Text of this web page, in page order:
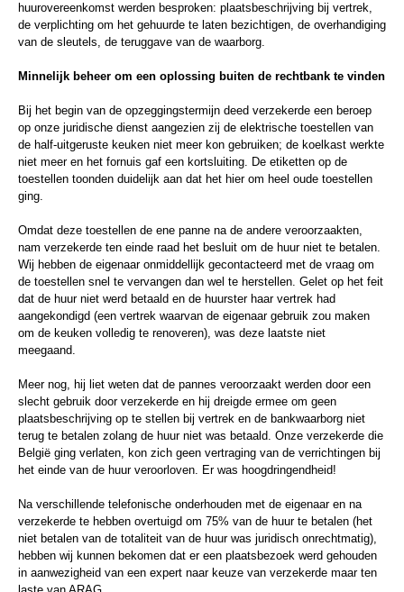
huurovereenkomst werden besproken: plaatsbeschrijving bij vertrek,
de verplichting om het gehuurde te laten bezichtigen, de overhandiging
van de sleutels, de teruggave van de waarborg.
Minnelijk beheer om een oplossing buiten de rechtbank te vinden
Bij het begin van de opzeggingstermijn deed verzekerde een beroep
op onze juridische dienst aangezien zij de elektrische toestellen van
de half-uitgeruste keuken niet meer kon gebruiken; de koelkast werkte
niet meer en het fornuis gaf een kortsluiting. De etiketten op de
toestellen toonden duidelijk aan dat het hier om heel oude toestellen
ging.
Omdat deze toestellen de ene panne na de andere veroorzaakten,
nam verzekerde ten einde raad het besluit om de huur niet te betalen.
Wij hebben de eigenaar onmiddellijk gecontacteerd met de vraag om
de toestellen snel te vervangen dan wel te herstellen. Gelet op het feit
dat de huur niet werd betaald en de huurster haar vertrek had
aangekondigd (een vertrek waarvan de eigenaar gebruik zou maken
om de keuken volledig te renoveren), was deze laatste niet
meegaand.
Meer nog, hij liet weten dat de pannes veroorzaakt werden door een
slecht gebruik door verzekerde en hij dreigde ermee om geen
plaatsbeschrijving op te stellen bij vertrek en de bankwaarborg niet
terug te betalen zolang de huur niet was betaald. Onze verzekerde die
België ging verlaten, kon zich geen vertraging van de verrichtingen bij
het einde van de huur veroorloven. Er was hoogdringendheid!
Na verschillende telefonische onderhouden met de eigenaar en na
verzekerde te hebben overtuigd om 75% van de huur te betalen (het
niet betalen van de totaliteit van de huur was juridisch onrechtmatig),
hebben wij kunnen bekomen dat er een plaatsbezoek werd gehouden
in aanwezigheid van een expert naar keuze van verzekerde maar ten